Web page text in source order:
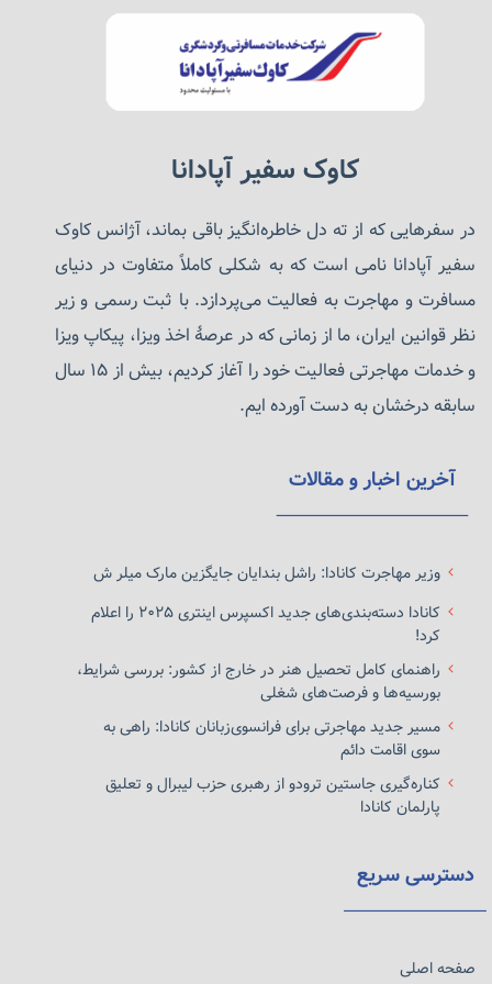
خواهد شد.
استان انتاریو چرا سهمیه مجوزهای تحصیلی بین‌المللی خود را
اختصاص می‌دهد؟
اعلامیه امروز در پاسخ به تصمیمی است که اداره مهاجرت،
پناهندگان و شهروندی کانادا (IRCC) در اوایل سال جاری برای
اعمال سقف بر تعداد مجوزهای تحصیلی صادر شده برای
۲۰۲۵ گرفت.
*این اقدام IRCC عمدتا بر دانشجویان بین‌المللی در مقطع
کارشناسی متمرکز است. به طور خاص، سقف IRCC دانشجویان
بین‌المللی در مقطع ابتدایی و متوسطه و همچنین دانشجویانی که
در حال گذراندن دوره‌های کارشناسی ارشد و دکتری هستند را
مستثنی می‌کند.
تخصیص سهمیه مجوز تحصیلی انتاریو نسبت به برخی استان‌های
دیگر تمایل بسیار بیشتری به موسسات دولتی را نشان می‌دهد.
آموزشی تعیین‌شده (DLIs) بعد از انتاریو) سهمیه خود را تقریباً به
مؤسسات خصوصی (۴۷%) تقسیم کرد. وزارت آموزش عالی و
مهارت‌های آینده بریتیش کلمبیا تأیید کرد که این استان برای سال
۲۰۲۴ سهمیه ۸۳۰۰۰ درخواست مجوز تحصیلی کارشناسی را
دریافت خواهد کرد.
انتاریو هنوز تعداد کل درخواست‌های مجوز تحصیلی را که از
دولت فدرال در سال جاری دریافت کرده است اعلام نکرده است.
را در بین تمام استان‌ها و قلمروهای کانادا خواهد داشت.
نکرده است، با این حال، انتظار می‌رود این استان در روزهای
کاوک سفیر آپادانا
در سفرهایی که از ته دل خاطره‌انگیز باقی بماند، آژانس کاوک
سفیر آپادانا نامی است که به شکلی کاملاً متفاوت در دنیای
مسافرت و مهاجرت به فعالیت می‌پردازد. با ثبت رسمی و زیر
نظر قوانین ایران، ما از زمانی که در عرصهٔ اخذ ویزا، پیکاپ ویزا
و خدمات مهاجرتی فعالیت خود را آغاز کردیم، بیش از ۱۵ سال
سابقه درخشان به دست آورده ایم.
آخرین اخبار و مقالات
وزیر مهاجرت کانادا: راشل بندایان جایگزین مارک میلر ش
کانادا دسته‌بندی‌های جدید اکسپرس اینتری ۲۰۲۵ را اعلام
کرد!
راهنمای کامل تحصیل هنر در خارج از کشور: بررسی شرایط،
بورسیه‌ها و فرصت‌های شغلی
مسیر جدید مهاجرتی برای فرانسوی‌زبانان کانادا: راهی به
سوی اقامت دائم
کناره‌گیری جاستین ترودو از رهبری حزب لیبرال و تعلیق
پارلمان کانادا
دسترسی سریع
صفحه اصلی